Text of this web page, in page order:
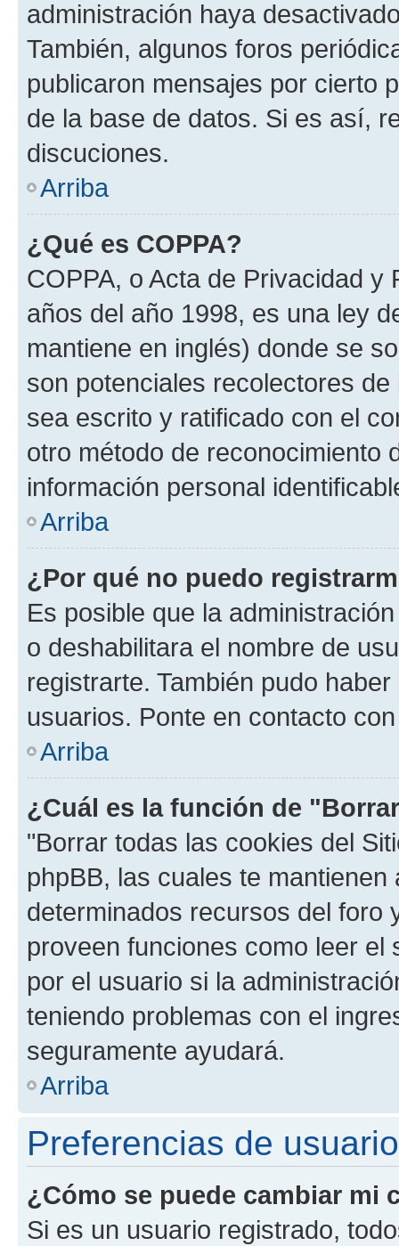
administración haya
También, algunos foros
publicaron mensajes por cierto
de la base de datos. Si es así,
discuciones.
Arriba
¿Qué es COPPA?
COPPA, o Acta de Privacidad
años del año 1998, es una ley
mantiene en inglés) donde se
son potenciales recolectores
sea escrito y ratificado con el
otro método de reconocimiento
información personal
Arriba
¿Por qué no puedo
Es posible que la
o deshabilitara el nombre de
registrarte. También pudo
usuarios. Ponte en contacto
Arriba
¿Cuál es la función de
"Borrar todas las cookies del
phpBB, las cuales te
determinados recursos del foro
proveen funciones como leer el
por el usuario si la
teniendo problemas con el
seguramente ayudará.
Arriba
Preferencias de
¿Cómo se puede cambiar mi
Si es un usuario registrado,